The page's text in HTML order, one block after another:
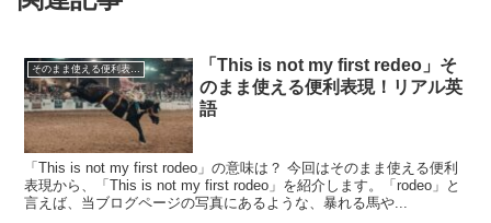
そのまま使える便利表現！シリーズ
「This is not my first redeo」そ
のまま使える便利表現！リアル英
語
「This is not my first rodeo」の意味は？ 今回はそのまま使える便利
表現から、「This is not my first rodeo」を紹介します。「rodeo」と
言えば、当ブログページの写真にあるような、暴れる馬や...